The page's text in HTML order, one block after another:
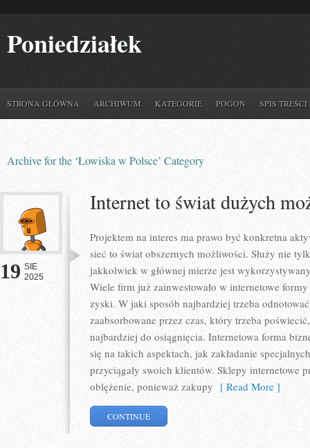
Poniedziałek
STRONA GŁÓWNA ARCHIWUM KATEGORIE POGOŃ SPIS TREŚCI
Archive for the ‘Łowiska w Polsce’ Category
19 SIE
2025
Internet to świat dużych
Projektem na interes ma prawo być konkretna
sieć to świat obszernych możliwości. Służy nie
jakkolwiek w głównej mierze jest
Wiele firm już zainwestowało w internetowe
zyski. W jaki sposób najbardziej trzeba
zaabsorbowane przez czas, który trzeba
najbardziej do osiągnięcia. Internetowa forma
się na takich aspektach, jak zakładanie
przyciągały swoich klientów. Sklepy internetowe
oblężenie, ponieważ zakupy [ Read More ]
CONTINUE